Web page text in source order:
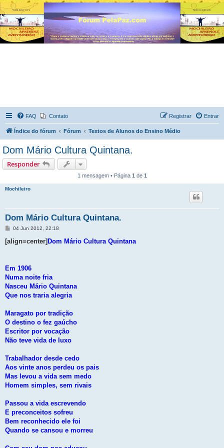
FAQ Contato Entrar
Registrar
Índice do fórum Fórum Textos de Alunos do Ensino Médio
Dom Mário Cultura Quintana.
Responder
1 mensagem • Página 1 de 1
Mochileiro
Dom Mário Cultura Quintana.
M
n
m
04 Jun 2012, 22:18
[align=center] Dom Mário Cultura Quintana
Em 1906
Numa noite fria
Nasceu Mário Quintana
Que nos traria alegria
Maragato por tradição
O destino o fez gaúcho
Escritor por vocação
Não teve vida de luxo
Trabalhador desde cedo
Aos vinte anos perdeu os pais
Mas levou a vida sem medo
Homem simples, sem rivais
Passou a vida escrevendo
E preconceitos sofreu
Bem reconhecido ele foi
Quando se cansou e morreu